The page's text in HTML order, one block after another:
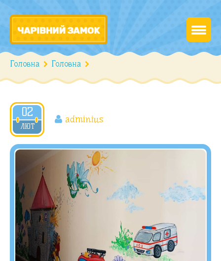
Головна Головна
02
ЛЮТ
2021
adminius